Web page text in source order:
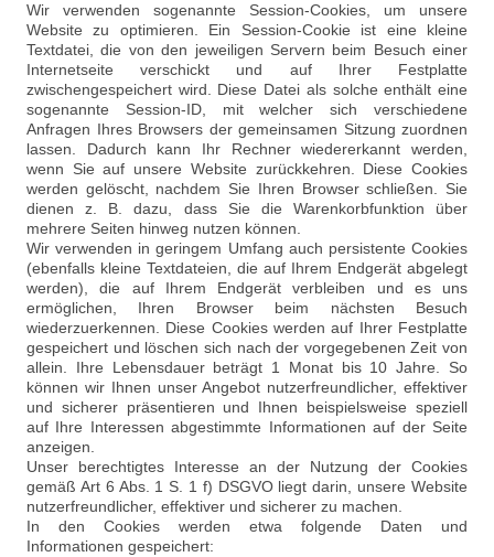
Wir verwenden sogenannte Session-Cookies, um unsere
Website zu optimieren. Ein Session-Cookie ist eine kleine
Textdatei, die von den jeweiligen Servern beim Besuch einer
Internetseite verschickt und auf Ihrer Festplatte
zwischengespeichert wird. Diese Datei als solche enthält eine
sogenannte Session-ID, mit welcher sich verschiedene
Anfragen Ihres Browsers der gemeinsamen Sitzung zuordnen
lassen. Dadurch kann Ihr Rechner wiedererkannt werden,
wenn Sie auf unsere Website zurückkehren. Diese Cookies
werden gelöscht, nachdem Sie Ihren Browser schließen. Sie
dienen z. B. dazu, dass Sie die Warenkorbfunktion über
mehrere Seiten hinweg nutzen können.
Wir verwenden in geringem Umfang auch persistente Cookies
(ebenfalls kleine Textdateien, die auf Ihrem Endgerät abgelegt
werden), die auf Ihrem Endgerät verbleiben und es uns
ermöglichen, Ihren Browser beim nächsten Besuch
wiederzuerkennen. Diese Cookies werden auf Ihrer Festplatte
gespeichert und löschen sich nach der vorgegebenen Zeit von
allein. Ihre Lebensdauer beträgt 1 Monat bis 10 Jahre. So
können wir Ihnen unser Angebot nutzerfreundlicher, effektiver
und sicherer präsentieren und Ihnen beispielsweise speziell
auf Ihre Interessen abgestimmte Informationen auf der Seite
anzeigen.
Unser berechtigtes Interesse an der Nutzung der Cookies
gemäß Art 6 Abs. 1 S. 1 f) DSGVO liegt darin, unsere Website
nutzerfreundlicher, effektiver und sicherer zu machen.
In den Cookies werden etwa folgende Daten und
Informationen gespeichert: